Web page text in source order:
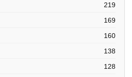
219
169
160
138
128